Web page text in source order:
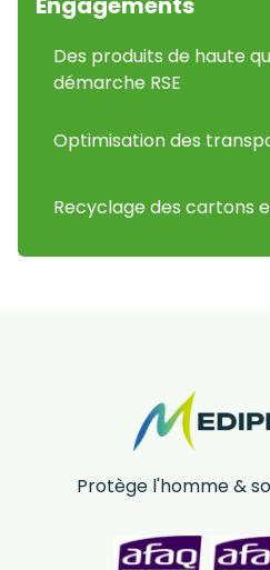
Des produits de haute
démarche RSE
Optimisation des
Recyclage des cartons
Protège l'homme &